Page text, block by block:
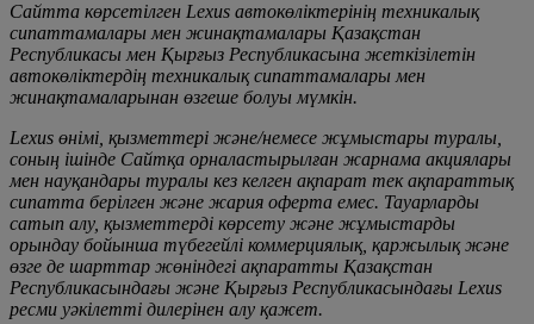
Сайтта көрсетілген Lexus автокөліктерінің техникалық
сипаттамалары мен жинақтамалары Қазақстан
Республикасы мен Қырғыз Республикасына жеткізілетін
автокөліктердің техникалық сипаттамалары мен
жинақтамаларынан өзгеше болуы мүмкін.
Lexus өнімі, қызметтері және/немесе жұмыстары туралы,
соның ішінде Сайтқа орналастырылған жарнама акциялары
мен науқандары туралы кез келген ақпарат тек ақпараттық
сипатта берілген және жария оферта емес. Тауарларды
сатып алу, қызметтерді көрсету және жұмыстарды
орындау бойынша түбегейлі коммерциялық, қаржылық және
өзге де шарттар жөніндегі ақпаратты Қазақстан
Республикасындағы және Қырғыз Республикасындағы Lexus
ресми уәкілетті дилерінен алу қажет.